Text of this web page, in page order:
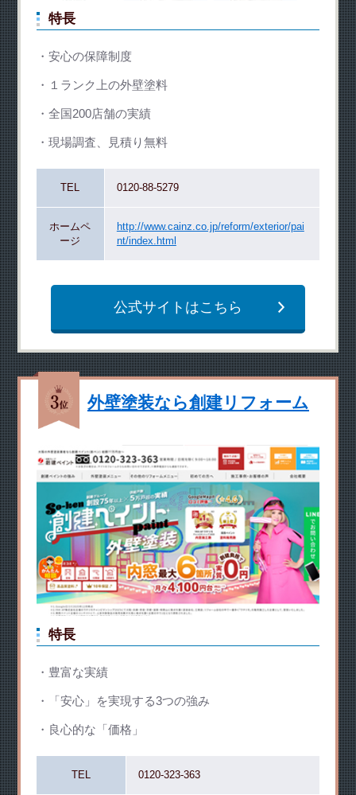
特長
安心の保障制度
１ランク上の外壁塗料
全国200店舗の実績
現場調査、見積り無料
TEL 0120-88-5279
ホームペ
ージ
http://www.cainz.co.jp/reform/exterior/pai
nt/index.html
公式サイトはこちら
外壁塗装なら創建リフォーム
特長
豊富な実績
「安心」を実現する3つの強み
良心的な「価格」
TEL 0120-323-363